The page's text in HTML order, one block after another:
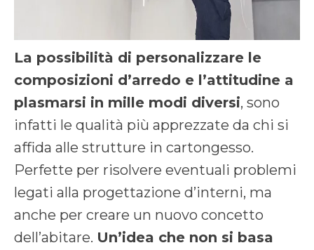
La possibilità di personalizzare le
composizioni d’arredo e l’attitudine a
plasmarsi in mille modi diversi, sono
infatti le qualità più apprezzate da chi si
affida alle strutture in cartongesso.
Perfette per risolvere eventuali problemi
legati alla progettazione d’interni, ma
anche per creare un nuovo concetto
dell’abitare. Un’idea che non si basa